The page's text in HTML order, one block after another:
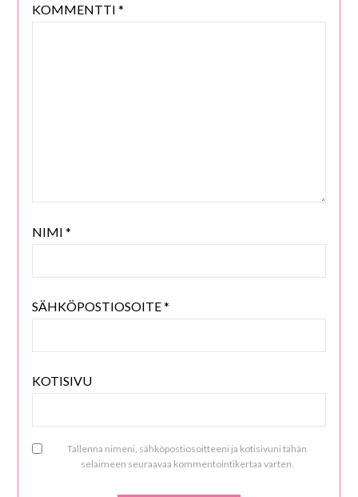
KOMMENTTI *
NIMI *
SÄHKÖPOSTIOSOITE*
KOTISIVU
Tallenna nimeni, sähköpostiosoitteeni ja kotisivuni tähän
selaimeen seuraavaa kommentointikertaa varten.